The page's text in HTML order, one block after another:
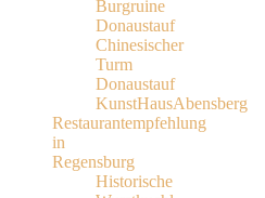
Burgruine
Donaustauf
Chinesischer
Turm
Donaustauf
KunstHausAbensberg
Restaurantempfehlung
in
Regensburg
Historische